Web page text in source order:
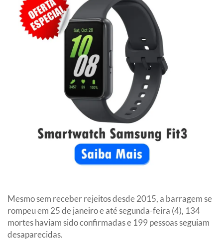
Mesmo sem receber rejeitos desde 2015, a barragem se
rompeu em 25 de janeiro e até segunda-feira (4), 134
mortes haviam sido confirmadas e 199 pessoas seguiam
desaparecidas.